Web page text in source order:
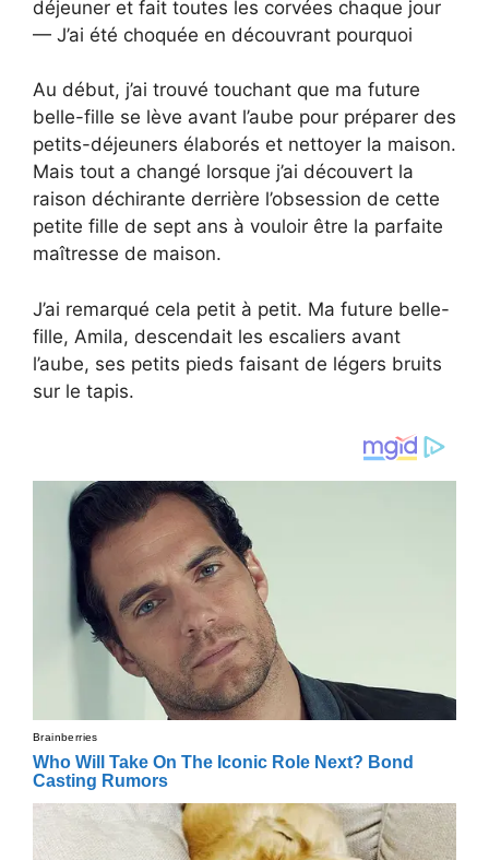
déjeuner et fait toutes les corvées chaque jour
— J’ai été choquée en découvrant pourquoi
Au début, j’ai trouvé touchant que ma future
belle-fille se lève avant l’aube pour préparer des
petits-déjeuners élaborés et nettoyer la maison.
Mais tout a changé lorsque j’ai découvert la
raison déchirante derrière l’obsession de cette
petite fille de sept ans à vouloir être la parfaite
maîtresse de maison.
J’ai remarqué cela petit à petit. Ma future belle-
fille, Amila, descendait les escaliers avant
l’aube, ses petits pieds faisant de légers bruits
sur le tapis.